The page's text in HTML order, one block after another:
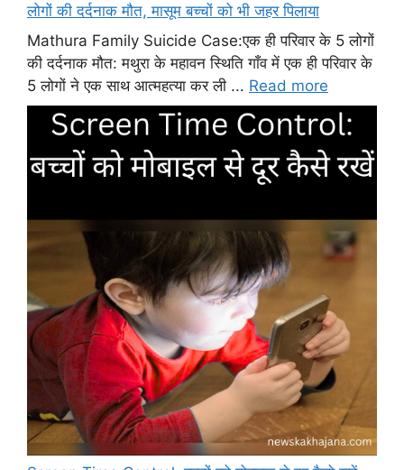
लोगों की दर्दनाक मौत, मासूम बच्चों को भी जहर पिलाया
Mathura Family Suicide Case:एक ही परिवार के 5 लोगों
की दर्दनाक मौत: मथुरा के महावन स्थिति गाँव में एक ही परिवार के
5 लोगों ने एक साथ आत्महत्या कर ली ... Read more